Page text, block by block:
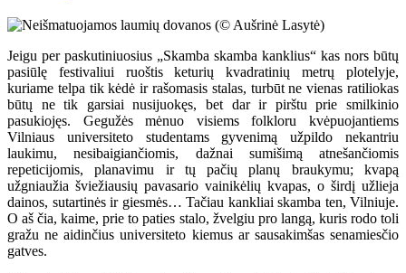
Jeigu per paskutiniuosius „Skamba skamba kanklius“ kas nors būtų
pasiūlę festivaliui ruoštis keturių kvadratinių metrų plotelyje,
kuriame telpa tik kėdė ir rašomasis stalas, turbūt ne vienas ratiliokas
būtų ne tik garsiai nusijuokęs, bet dar ir pirštu prie smilkinio
pasukiojęs. Gegužės mėnuo visiems folkloru kvėpuojantiems
Vilniaus universiteto studentams gyvenimą užpildo nekantriu
laukimu, nesibaigiančiomis, dažnai sumišimą atnešančiomis
repeticijomis, planavimu ir tų pačių planų braukymu; kvapą
užgniaužia šviežiausių pavasario vainikėlių kvapas, o širdį užlieja
dainos, sutartinės ir giesmės… Tačiau kankliai skamba ten, Vilniuje.
O aš čia, kaime, prie to paties stalo, žvelgiu pro langą, kuris rodo toli
gražu ne aidinčius universiteto kiemus ar sausakimšas senamiesčio
gatves.